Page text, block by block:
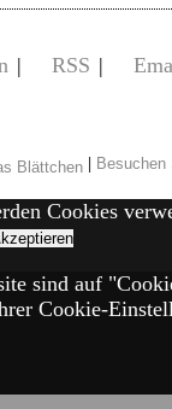
| RSS |
|
Cookies
sind auf
Cookie-